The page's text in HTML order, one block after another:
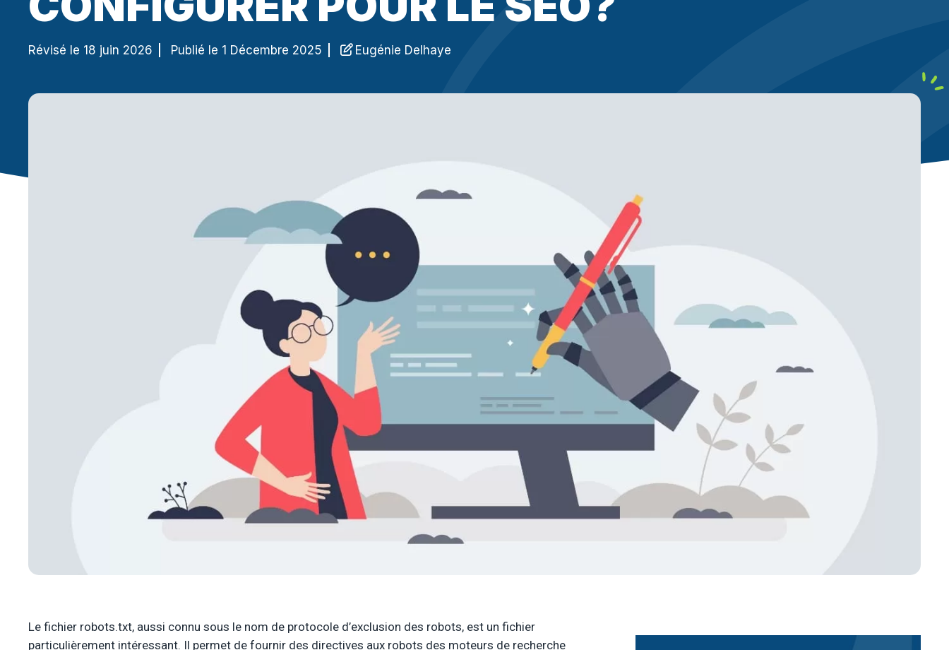
Référencement local
pour attirer des clients aux alentours
Révisé le 18 juin 2026 Publié le 1 Décembre 2025 Eugénie Delhaye
Le fichier robots.txt, aussi connu sous le nom de protocole d’exclusion des robots, est un fichier
particulièrement intéressant. Il permet de fournir des directives aux robots des moteurs de recherche